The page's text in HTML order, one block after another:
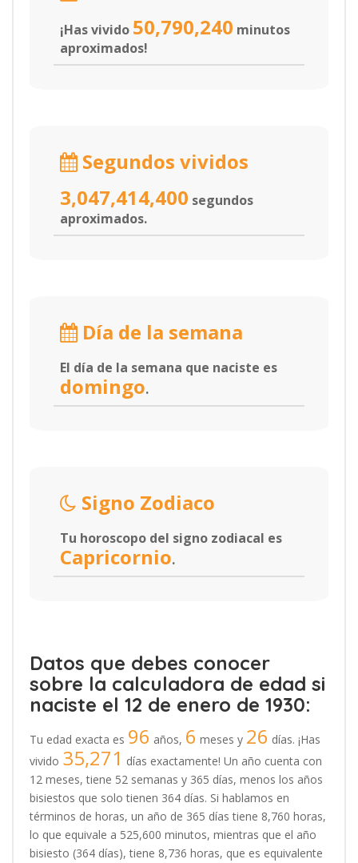
¡Has vivido 50,790,240 minutos
aproximados!
Segundos vividos
3,047,414,400 segundos
aproximados.
Día de la semana
El día de la semana que naciste es
domingo.
Signo Zodiaco
Tu horoscopo del signo zodiacal es
Capricornio.
Datos que debes conocer
sobre la calculadora de edad si
naciste el 12 de enero de 1930:
Tu edad exacta es 96 años, 6 meses y 26 días. ¡Has
vivido 35,271 días exactamente! Un año cuenta con
12 meses, tiene 52 semanas y 365 días, menos los años
bisiestos que solo tienen 364 días. Si hablamos en
términos de horas, un año de 365 días tiene 8,760 horas,
lo que equivale a 525,600 minutos, mientras que el año
bisiesto (364 días), tiene 8,736 horas, que es equivalente